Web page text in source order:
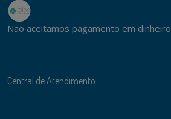
Não aceitamos pagamento em dinheiro
Central de Atendimento